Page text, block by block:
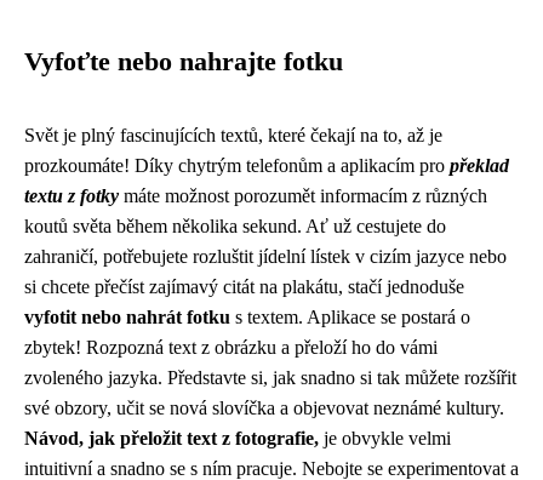
Vyfoťte nebo nahrajte fotku
Svět je plný fascinujících textů, které čekají na to, až je
prozkoumáte! Díky chytrým telefonům a aplikacím pro překlad
textu z fotky máte možnost porozumět informacím z různých
koutů světa během několika sekund. Ať už cestujete do
zahraničí, potřebujete rozluštit jídelní lístek v cizím jazyce nebo
si chcete přečíst zajímavý citát na plakátu, stačí jednoduše
vyfotit nebo nahrát fotku s textem. Aplikace se postará o
zbytek! Rozpozná text z obrázku a přeloží ho do vámi
zvoleného jazyka. Představte si, jak snadno si tak můžete rozšířit
své obzory, učit se nová slovíčka a objevovat neznámé kultury.
Návod, jak přeložit text z fotografie, je obvykle velmi
intuitivní a snadno se s ním pracuje. Nebojte se experimentovat a